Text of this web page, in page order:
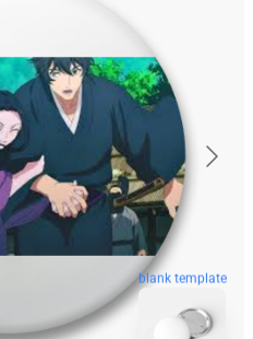
blank template